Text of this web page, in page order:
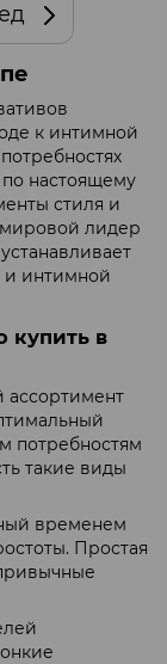
к интимной
настоящему
стиля и
лидер
и интимной
купить в
ассортимент
потребностям
такие виды
временем
Простая